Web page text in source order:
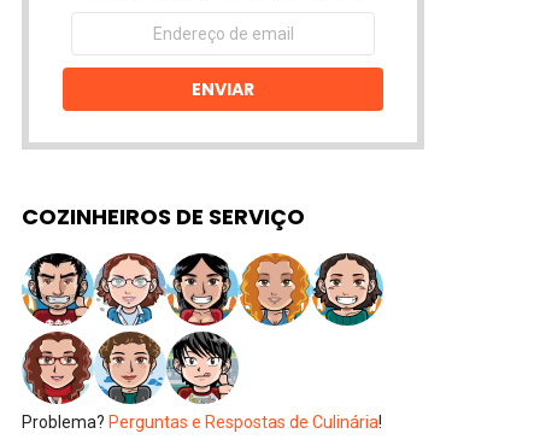
Endereço
email
ENVIAR
COZINHEIROS DE SERVIÇO
Problema? Perguntas e Respostas de Culinária!